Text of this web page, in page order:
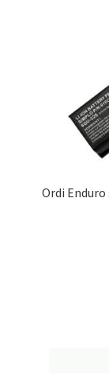
Ordi Enduro